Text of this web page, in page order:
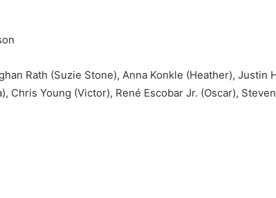
Rath (Suzie Stone), Anna Konkle (Heather), Justin
Chris Young (Victor), René Escobar Jr. (Oscar), Steven